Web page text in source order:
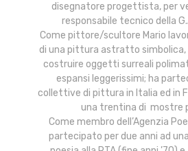
Archivio
disegnatore progettista, per
responsabile tecnico della
Come pittore/scultore Mario
di una pittura astratto simbolica,
costruire oggetti surreali
espansi leggerissimi; ha
collettive di pittura in Italia ed in
una trentina di mostre
Come membro dell’Agenzia
partecipato per due anni ad